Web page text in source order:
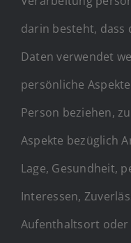
darin besteht, dass
Daten verwendet
persönliche
Person beziehen,
Aspekte bezüglich
Lage, Gesundheit,
Interessen,
Aufenthaltsort oder